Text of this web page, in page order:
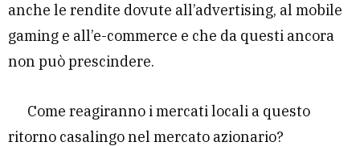
anche le rendite dovute all’advertising, al mobile
gaming e all’e-commerce e che da questi ancora
non può prescindere.
Come reagiranno i mercati locali a questo
ritorno casalingo nel mercato azionario?